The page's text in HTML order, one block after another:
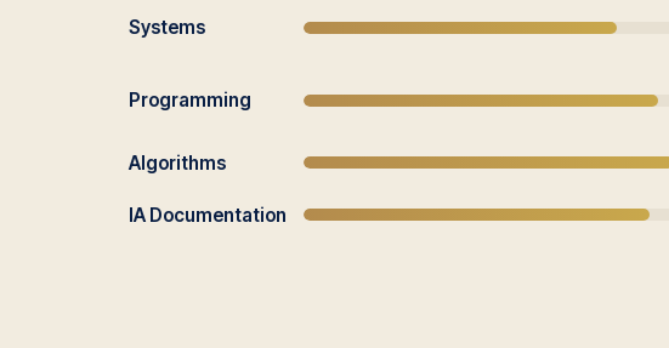
Systems
Programming
Algorithms
IA Documentation